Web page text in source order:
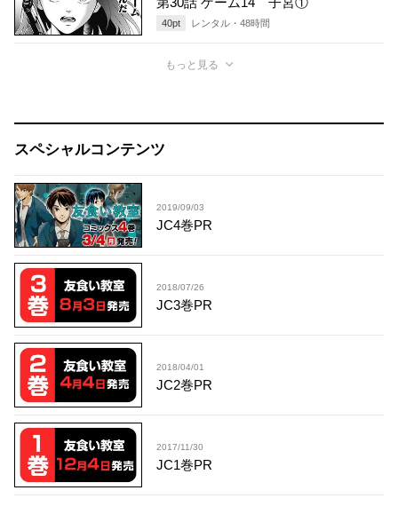
40pt レンタル・ 48時間
もっと見る
スペシャルコンテンツ
2019/09/03
JC4巻PR
2018/07/26
JC3巻PR
2018/04/01
JC2巻PR
2017/11/30
JC1巻PR